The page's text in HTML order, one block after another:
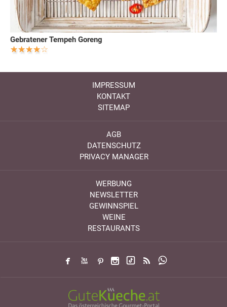
Gebratener Tempeh Goreng
IMPRESSUM
KONTAKT
SITEMAP
AGB
DATENSCHUTZ
PRIVACY MANAGER
WERBUNG
NEWSLETTER
GEWINNSPIEL
WEINE
RESTAURANTS